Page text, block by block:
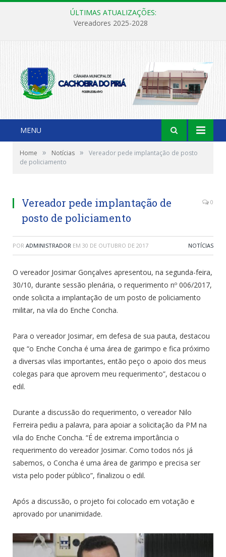
ÚLTIMAS ATUALIZAÇÕES:
Vereadores 2025-2028
MENU
Home » Notícias »
Vereador pede implantação de posto
de policiamento
Vereador pede implantação de
posto de policiamento
0
POR ADMINISTRADOR EM 30 DE OUTUBRO DE 2017 NOTÍCIAS
O vereador Josimar Gonçalves apresentou, na segunda-feira,
30/10, durante sessão plenária, o requerimento nº 006/2017,
onde solicita a implantação de um posto de policiamento
militar, na vila do Enche Concha.
Para o vereador Josimar, em defesa de sua pauta, destacou
que “o Enche Concha é uma área de garimpo e fica próximo
a diversas vilas importantes, então peço o apoio dos meus
colegas para que aprovem meu requerimento”, destacou o
edil.
Durante a discussão do requerimento, o vereador Nilo
Ferreira pediu a palavra, para apoiar a solicitação da PM na
vila do Enche Concha. “É de extrema importância o
requerimento do vereador Josimar. Como todos nós já
sabemos, o Concha é uma área de garimpo e precisa ser
vista pelo poder público”, finalizou o edil.
Após a discussão, o projeto foi colocado em votação e
aprovado por unanimidade.